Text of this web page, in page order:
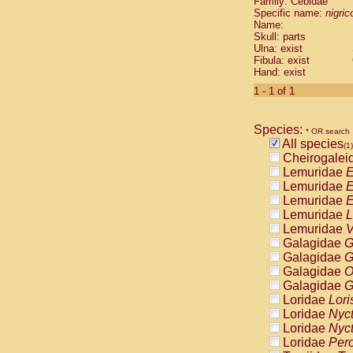
Cebidae
Cebidae
Cebidae
Cebidae
Cebidae
Cebidae
Cebidae
Cebidae
Cebidae
Cebidae
Cebidae
Cebidae
Atelidae
Atelidae
Atelidae
Atelidae
Atelidae
Atelidae
Atelidae
Atelidae
Atelidae
Atelidae
Pitheciidae
Specific name:
Name:
Skull: parts
Ulna: exist
Fibula: exist
Hand: exist
1 - 1 of 1
Species: * OR search
All species(1)
Lemuridae
Lemuridae
Lemuridae
Lemuridae
Lemuridae
Galagidae
Galagidae
Galagidae
Galagidae
Loridae
Loridae
Loridae
Loridae